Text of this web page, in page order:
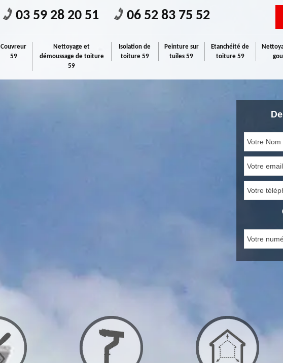
03 59 28 20 51 06 52 83 75 52
Couvreur
59
Nettoyage et
démoussage de toiture
59
Isolation de
toiture 59
Peinture sur
tuiles 59
Etanchéité de
toiture 59